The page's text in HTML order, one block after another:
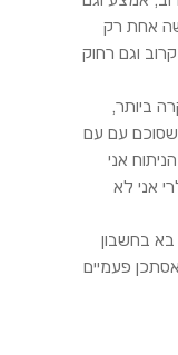
אחת רק
וגם רחוק
ביותר,
שסוכם עם עם
אני
אני לא
בא בחשבון
פעמיים